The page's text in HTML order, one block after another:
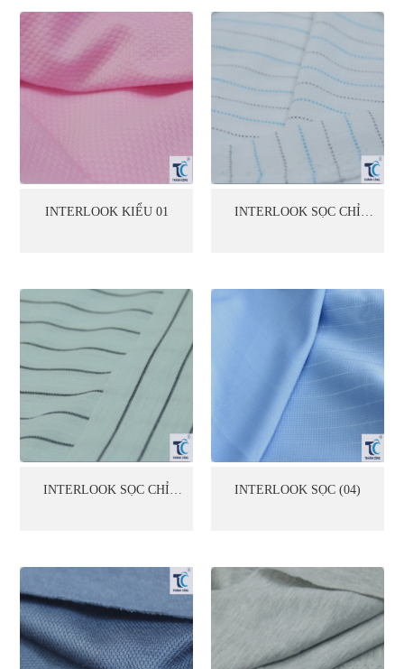
INTERLOOK KIỂU 01
INTERLOOK SỌC CHỈ
INTERLOOK SỌC CHỈ
INTERLOOK SỌC (04)